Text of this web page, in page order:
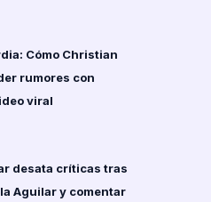
Cómo Christian
rumores con
viral
desata críticas tras
Aguilar y comentar